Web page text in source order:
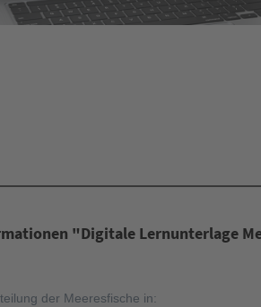
"Digitale Lernunterlage
der Meeresfische in: